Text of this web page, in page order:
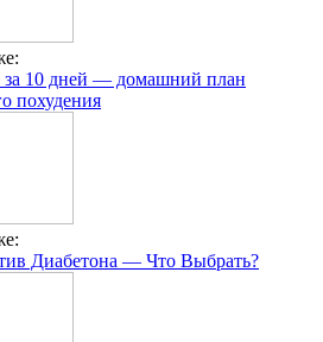
за 10 дней — домашний план
похудения
Диабетона — Что Выбрать?